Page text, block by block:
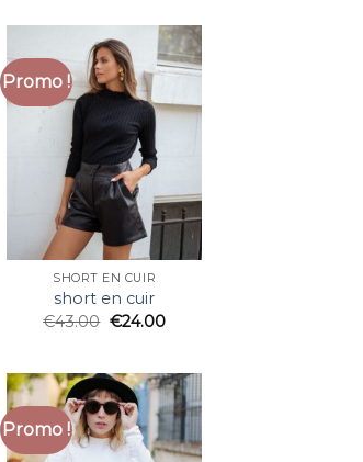
Promo !
SHORT EN CUIR
short en cuir
€43.00 €24.00
Promo !